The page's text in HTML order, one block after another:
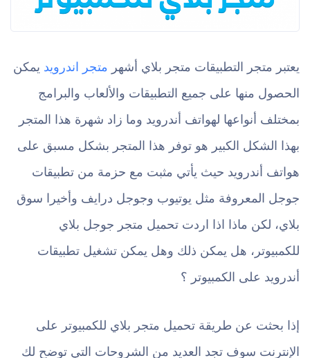
يعتبر متجر التطبيقات متجر بلاي أشهر متجر اندرويد يمكن
الحصول منها على جميع التطبيقات والألعاب والبرامج
بمختلف أنواعها لهواتف أندرويد وما زاد شهرة هذا المتجر
بهذا الشكل الكبير هو توفر هذا المتجر بشكل مسبق على
هواتف أندرويد حيث يأتي مثبت مع حزمة من تطبيقات
جوجل المعروفة مثل يوتيوب وجوجل درايف وأخيرا سوق
بلاي، لكن ماذا اذا اردت تحميل متجر جوجل بلاي
للكمبيوتر، هل يمكن ذلك وهل يمكن تشغيل تطبيقات
أندرويد على الكمبيوتر ؟
إذا بحثت عن طريقة تحميل متجر بلاي للكمبيوتر على
الإنترنت سوف تجد العديد من الشروحات التي توضح لك